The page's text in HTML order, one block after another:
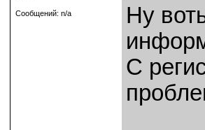
Сообщений: n/a
Ну
С